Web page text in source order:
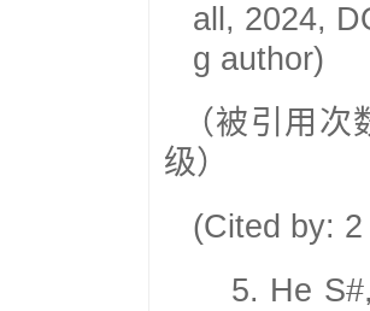
all, 2024,
g author)
（被引用次
级）
(Cited by:
5. He